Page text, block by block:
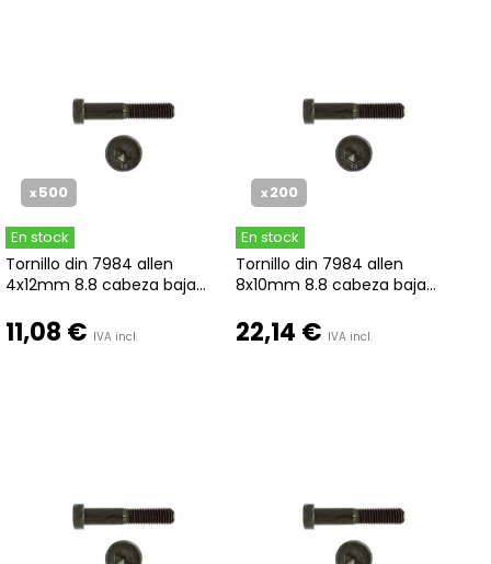
x500
En stock
Tornillo din 7984 allen
4x12mm 8.8 cabeza baja...
11,08 € IVA incl.
x 200
En stock
Tornillo din 7984 allen
8x10mm 8.8 cabeza baja...
22,14 € IVA incl.